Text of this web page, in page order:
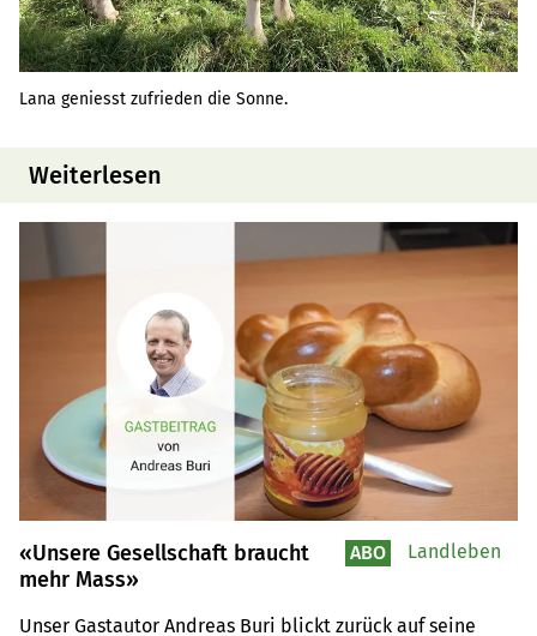
Lana geniesst zufrieden die Sonne.
Weiterlesen
«Unsere Gesellschaft braucht
mehr Mass»
Unser Gastautor Andreas Buri blickt zurück auf seine
ABO Landleben